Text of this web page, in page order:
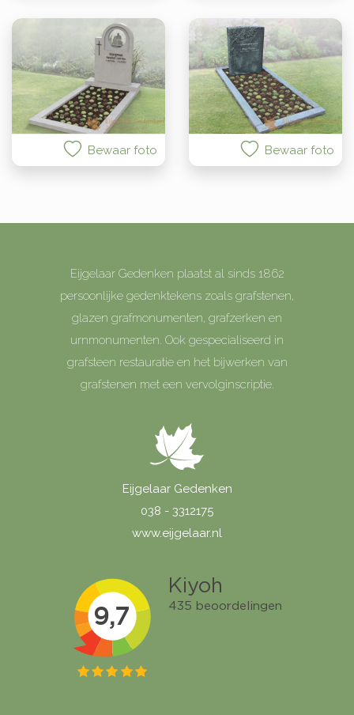
Bewaar foto Bewaar foto
Eijgelaar Gedenken plaatst al sinds 1862
persoonlijke gedenktekens zoals grafstenen,
glazen grafmonumenten, grafzerken en
urnmonumenten. Ook gespecialiseerd in
grafsteen restauratie en het bijwerken van
grafstenen met een vervolginscriptie.
Eijgelaar Gedenken
038 - 3312175
www.eijgelaar.nl